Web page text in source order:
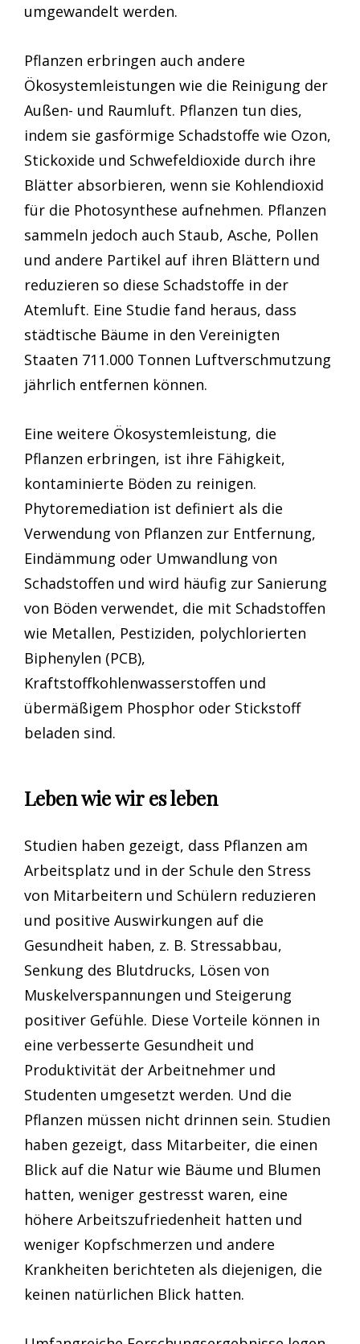
umgewandelt werden.
Pflanzen erbringen auch andere
Ökosystemleistungen wie die Reinigung der
Außen- und Raumluft. Pflanzen tun dies,
indem sie gasförmige Schadstoffe wie Ozon,
Stickoxide und Schwefeldioxide durch ihre
Blätter absorbieren, wenn sie Kohlendioxid
für die Photosynthese aufnehmen. Pflanzen
sammeln jedoch auch Staub, Asche, Pollen
und andere Partikel auf ihren Blättern und
reduzieren so diese Schadstoffe in der
Atemluft. Eine Studie fand heraus, dass
städtische Bäume in den Vereinigten
Staaten 711.000 Tonnen Luftverschmutzung
jährlich entfernen können.
Eine weitere Ökosystemleistung, die
Pflanzen erbringen, ist ihre Fähigkeit,
kontaminierte Böden zu reinigen.
Phytoremediation ist definiert als die
Verwendung von Pflanzen zur Entfernung,
Eindämmung oder Umwandlung von
Schadstoffen und wird häufig zur Sanierung
von Böden verwendet, die mit Schadstoffen
wie Metallen, Pestiziden, polychlorierten
Biphenylen (PCB),
Kraftstoffkohlenwasserstoffen und
übermäßigem Phosphor oder Stickstoff
beladen sind.
Leben wie wir es leben
Studien haben gezeigt, dass Pflanzen am
Arbeitsplatz und in der Schule den Stress
von Mitarbeitern und Schülern reduzieren
und positive Auswirkungen auf die
Gesundheit haben, z. B. Stressabbau,
Senkung des Blutdrucks, Lösen von
Muskelverspannungen und Steigerung
positiver Gefühle. Diese Vorteile können in
eine verbesserte Gesundheit und
Produktivität der Arbeitnehmer und
Studenten umgesetzt werden. Und die
Pflanzen müssen nicht drinnen sein. Studien
haben gezeigt, dass Mitarbeiter, die einen
Blick auf die Natur wie Bäume und Blumen
hatten, weniger gestresst waren, eine
höhere Arbeitszufriedenheit hatten und
weniger Kopfschmerzen und andere
Krankheiten berichteten als diejenigen, die
keinen natürlichen Blick hatten.